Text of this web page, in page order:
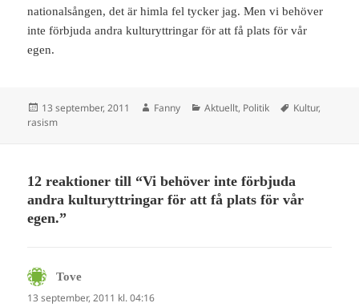
nationalsången, det är himla fel tycker jag. Men vi behöver
inte förbjuda andra kulturyttringar för att få plats för vår
egen.
Postat
13 september, 2011 Författare
Fanny Kategorier
Aktuellt, Politik Taggar
Kultur,
rasism
12 reaktioner till “Vi behöver inte förbjuda
andra kulturyttringar för att få plats för vår
egen.”
Tove
13 september, 2011 kl. 04:16